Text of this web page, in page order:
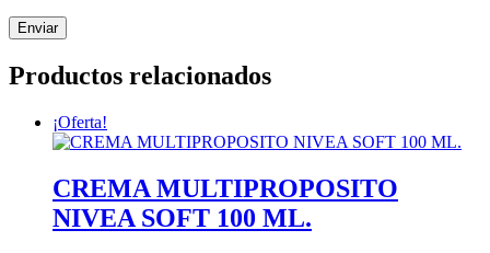
Productos relacionados
¡Oferta!
CREMA MULTIPROPOSITO
NIVEA SOFT 100 ML.